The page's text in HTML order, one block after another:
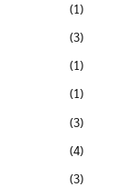
(1)
(3)
(1)
(1)
(3)
(4)
(3)